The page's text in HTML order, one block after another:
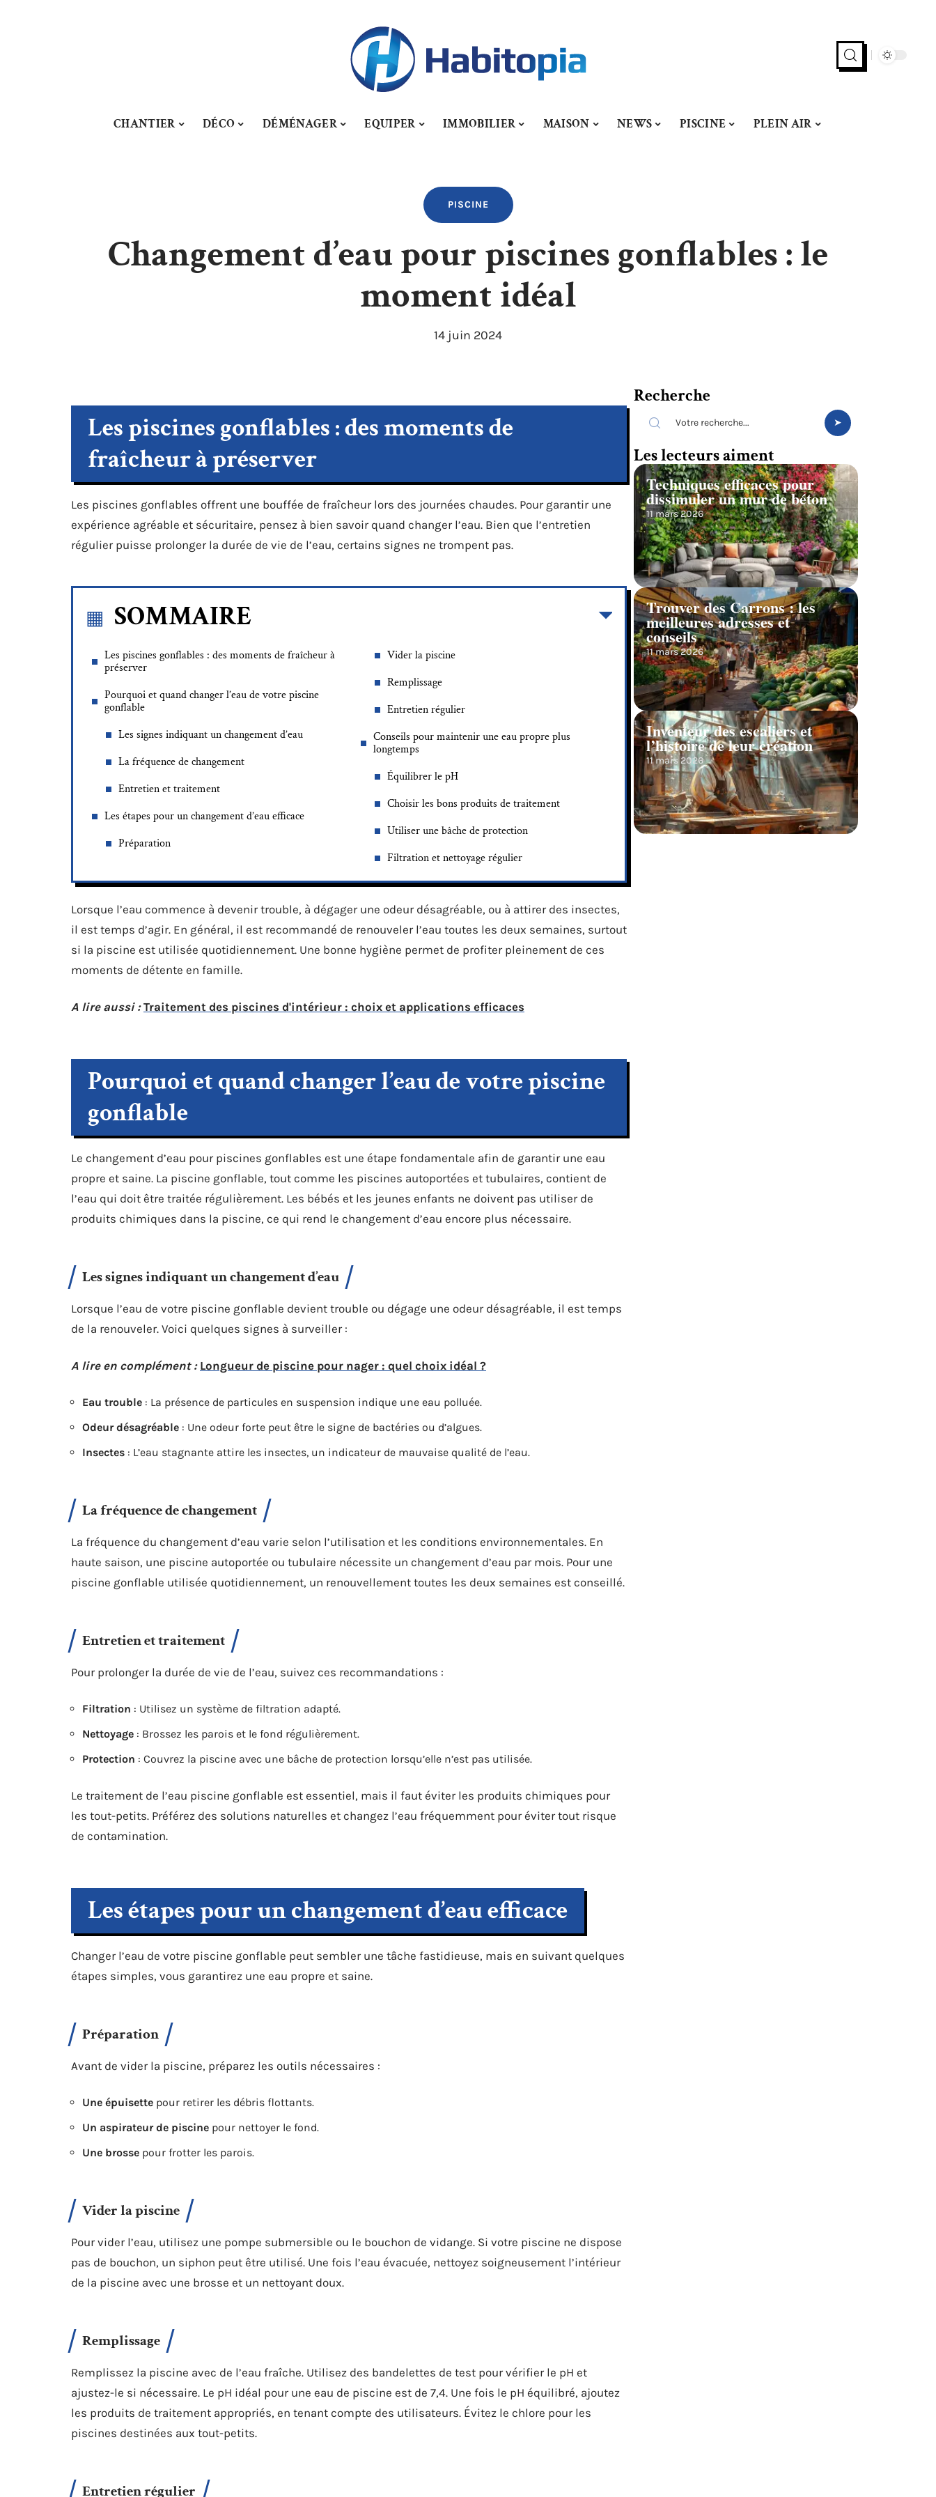
CHANTIER DÉCO DÉMÉNAGER EQUIPER IMMOBILIER MAISON NEWS PISCINE PLEIN AIR
PISCINE
Changement d’eau pour piscines gonflables : le
moment idéal
14 juin 2024
Les piscines gonflables : des moments de
fraîcheur à préserver
Les piscines gonflables offrent une bouffée de fraîcheur lors des journées chaudes. Pour garantir une
expérience agréable et sécuritaire, pensez à bien savoir quand changer l’eau. Bien que l’entretien
régulier puisse prolonger la durée de vie de l’eau, certains signes ne trompent pas.
SOMMAIRE
Les piscines gonflables : des moments de fraîcheur à
préserver
Pourquoi et quand changer l’eau de votre piscine
gonflable
Les signes indiquant un changement d’eau
La fréquence de changement
Entretien et traitement
Les étapes pour un changement d’eau efficace
Préparation
Vider la piscine
Remplissage
Entretien régulier
Conseils pour maintenir une eau propre plus
longtemps
Équilibrer le pH
Choisir les bons produits de traitement
Utiliser une bâche de protection
Filtration et nettoyage régulier
Lorsque l’eau commence à devenir trouble, à dégager une odeur désagréable, ou à attirer des insectes,
il est temps d’agir. En général, il est recommandé de renouveler l’eau toutes les deux semaines, surtout
si la piscine est utilisée quotidiennement. Une bonne hygiène permet de profiter pleinement de ces
moments de détente en famille.
A lire aussi : Traitement des piscines d'intérieur : choix et applications efficaces
Pourquoi et quand changer l’eau de votre piscine
gonflable
Le changement d’eau pour piscines gonflables est une étape fondamentale afin de garantir une eau
propre et saine. La piscine gonflable, tout comme les piscines autoportées et tubulaires, contient de
l’eau qui doit être traitée régulièrement. Les bébés et les jeunes enfants ne doivent pas utiliser de
produits chimiques dans la piscine, ce qui rend le changement d’eau encore plus nécessaire.
Les signes indiquant un changement d’eau
Lorsque l’eau de votre piscine gonflable devient trouble ou dégage une odeur désagréable, il est temps
de la renouveler. Voici quelques signes à surveiller :
A lire en complément : Longueur de piscine pour nager : quel choix idéal ?
Eau trouble : La présence de particules en suspension indique une eau polluée.
Odeur désagréable : Une odeur forte peut être le signe de bactéries ou d’algues.
Insectes : L’eau stagnante attire les insectes, un indicateur de mauvaise qualité de l’eau.
La fréquence de changement
La fréquence du changement d’eau varie selon l’utilisation et les conditions environnementales. En
haute saison, une piscine autoportée ou tubulaire nécessite un changement d’eau par mois. Pour une
piscine gonflable utilisée quotidiennement, un renouvellement toutes les deux semaines est conseillé.
Entretien et traitement
Pour prolonger la durée de vie de l’eau, suivez ces recommandations :
Filtration : Utilisez un système de filtration adapté.
Nettoyage : Brossez les parois et le fond régulièrement.
Protection : Couvrez la piscine avec une bâche de protection lorsqu’elle n’est pas utilisée.
Le traitement de l’eau piscine gonflable est essentiel, mais il faut éviter les produits chimiques pour
les tout-petits. Préférez des solutions naturelles et changez l’eau fréquemment pour éviter tout risque
de contamination.
Les étapes pour un changement d’eau efficace
Changer l’eau de votre piscine gonflable peut sembler une tâche fastidieuse, mais en suivant quelques
étapes simples, vous garantirez une eau propre et saine.
Préparation
Avant de vider la piscine, préparez les outils nécessaires :
Une épuisette pour retirer les débris flottants.
Un aspirateur de piscine pour nettoyer le fond.
Une brosse pour frotter les parois.
Vider la piscine
Pour vider l’eau, utilisez une pompe submersible ou le bouchon de vidange. Si votre piscine ne dispose
pas de bouchon, un siphon peut être utilisé. Une fois l’eau évacuée, nettoyez soigneusement l’intérieur
de la piscine avec une brosse et un nettoyant doux.
Remplissage
Remplissez la piscine avec de l’eau fraîche. Utilisez des bandelettes de test pour vérifier le pH et
ajustez-le si nécessaire. Le pH idéal pour une eau de piscine est de 7,4. Une fois le pH équilibré, ajoutez
les produits de traitement appropriés, en tenant compte des utilisateurs. Évitez le chlore pour les
piscines destinées aux tout-petits.
Entretien régulier
Recherche
Les lecteurs aiment
Techniques efficaces pour
dissimuler un mur de béton
11 mars 2026
Trouver des Carrons : les
meilleures adresses et
conseils
11 mars 2026
Inventeur des escaliers et
l’histoire de leur création
11 mars 2026